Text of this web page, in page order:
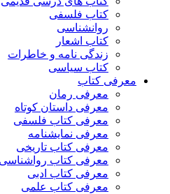
کتاب فلسفی
روانشناسی
کتاب اشعار
زندگی نامه و خاطرات
کتاب سیاسی
معرفی کتاب
معرفی رمان
معرفی داستان کوتاه
معرفی کتاب فلسفی
معرفی نمایشنامه
معرفی کتاب تاریخی
معرفی کتاب رواشناسی
معرفی کتاب ادبی
معرفی کتاب علمی